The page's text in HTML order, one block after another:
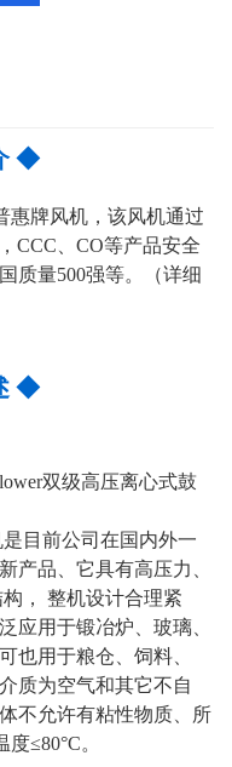
◆
惠牌风机，该风机通过
CCC、CO等产品安全
质量500强等。（详细
◆
双级高压离心式鼓
目前公司在国内外一
产品、它具有高压力、
， 整机设计合理紧
应用于锻冶炉、玻璃、
也用于粮仓、饲料、
质为空气和其它不自
不允许有粘性物质、所
≤80°C。